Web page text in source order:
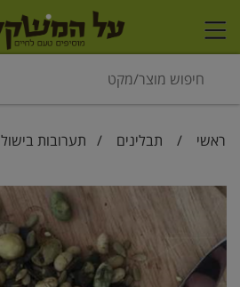
ראשי / תבלינים / תערובות בישול